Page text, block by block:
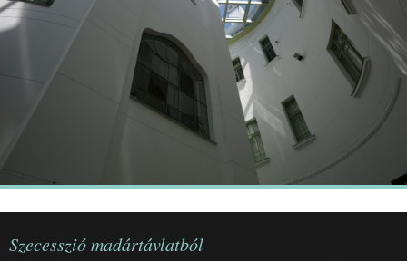
KÖZÉRDEKŰ ADATOK
Szecesszió madártávlatból